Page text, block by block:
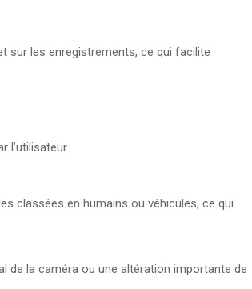
sur les enregistrements, ce qui facilite
l’utilisateur.
classées en humains ou véhicules, ce qui
de la caméra ou une altération importante de